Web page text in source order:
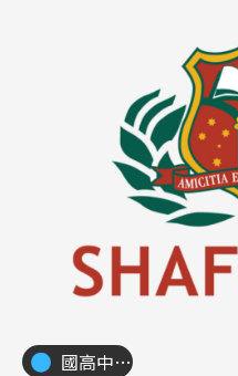
國高中小學校